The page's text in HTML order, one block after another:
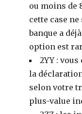
ou moins de
cette case
banque a
option est
2YY :
la
selon votre
plus-value